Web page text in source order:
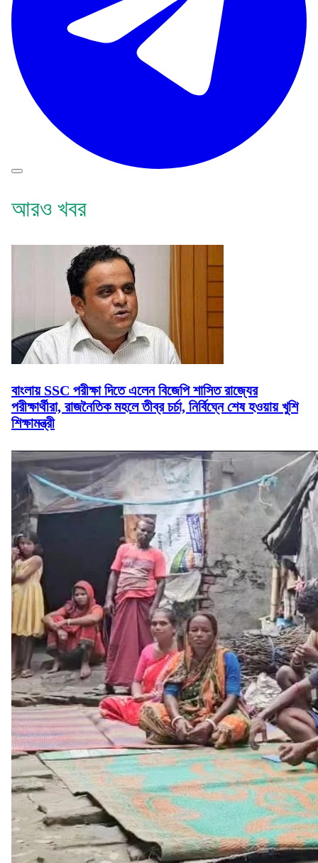
আরও খবর
বাংলায় SSC পরীক্ষা দিতে এলেন বিজেপি শাসিত রাজ্যের
পরীক্ষার্থীরা, রাজনৈতিক মহলে তীব্র চর্চা, নির্বিঘ্নে শেষ হওয়ায় খুশি
শিক্ষামন্ত্রী